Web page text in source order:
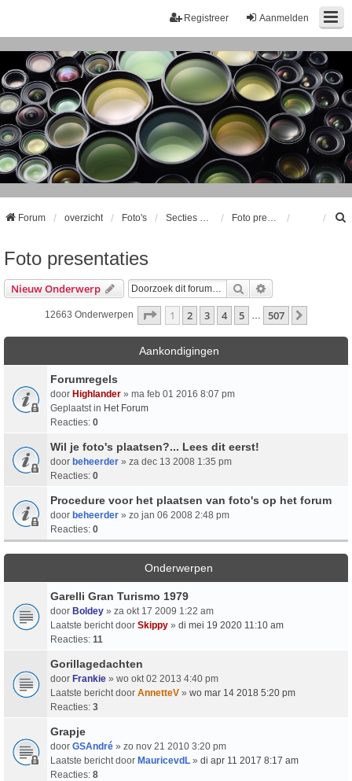
Aanmelden
Registreer
Forum overzicht Foto's
Foto presentaties
Nieuw Onderwerp Zoek
12663 Onderwerpen Pagina Van507
1 2 3 4 5 507
Aankondigingen
Forumregels
door Highlander » ma feb 01 2016 8:07 pm
Geplaatst in Het Forum
Reacties: 0
Wil je foto's plaatsen?... Lees dit eerst!
door beheerder » za dec 13 2008 1:35 pm
Reacties: 0
Procedure voor het plaatsen van foto's op het forum
door beheerder » zo jan 06 2008 2:48 pm
Reacties: 0
Onderwerpen
Garelli Gran Turismo 1979
door Boldey » za okt 17 2009 1:22 am
Laatste bericht door Skippy » di mei 19 2020 11:10 am
Reacties: 11
Gorillagedachten
door Frankie » wo okt 02 2013 4:40 pm
Laatste bericht door AnnetteV » wo mar 14 2018 5:20 pm
Reacties: 3
Grapje
door GSAndré » zo nov 21 2010 3:20 pm
Laatste bericht door MauricevdL » di apr 11 2017 8:17 am
Reacties: 8